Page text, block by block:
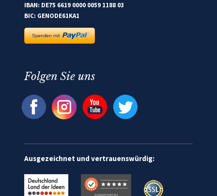
IBAN: DE75 6619 0000 0059 1188 03
BIC: GENODE61KA1
Folgen Sie uns
Ausgezeichnet und vertrauenswürdig: